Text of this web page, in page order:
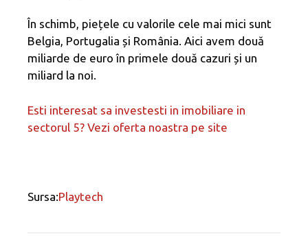
În schimb, piețele cu valorile cele mai mici sunt
Belgia, Portugalia și România. Aici avem două
miliarde de euro în primele două cazuri și un
miliard la noi.
Esti interesat sa investesti in imobiliare in
sectorul 5? Vezi oferta noastra pe site
Sursa:Playtech